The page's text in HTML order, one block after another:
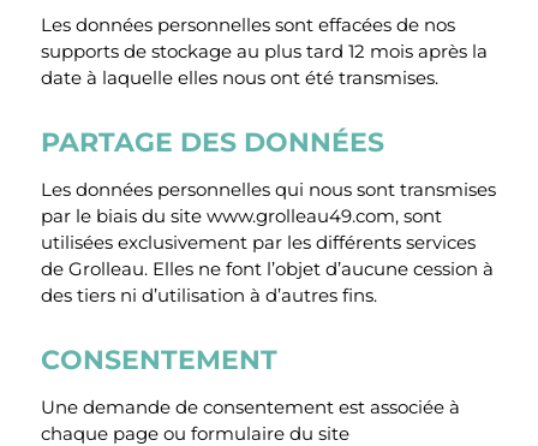
Les données personnelles sont effacées de nos
supports de stockage au plus tard 12 mois après la
date à laquelle elles nous ont été transmises.
PARTAGE DES DONNÉES
Les données personnelles qui nous sont transmises
par le biais du site www.grolleau49.com, sont
utilisées exclusivement par les différents services
de Grolleau. Elles ne font l’objet d’aucune cession à
des tiers ni d’utilisation à d’autres fins.
CONSENTEMENT
Une demande de consentement est associée à
chaque page ou formulaire du site